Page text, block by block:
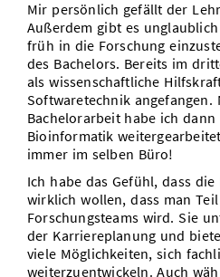
Mir persönlich gefällt der
Außerdem gibt es
früh in die Forschung
des Bachelors. Bereits im
als wissenschaftliche
Softwaretechnik angefangen.
Bachelorarbeit habe ich
Bioinformatik
immer im selben Büro!
Ich habe das Gefühl, dass
wirklich wollen, dass man
Forschungsteams wird. Sie
der Karriereplanung und
viele Möglichkeiten, sich
weiterzuentwickeln. Auch